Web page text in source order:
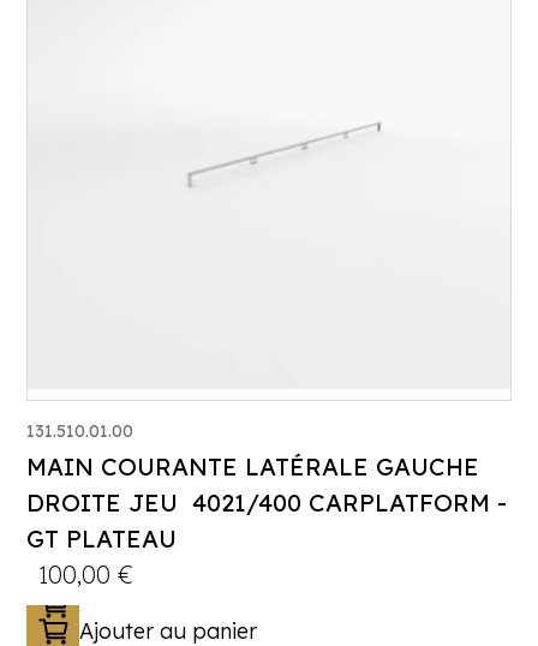
131.510.01.00
MAIN COURANTE LATÉRALE GAUCHE
DROITE JEU 4021/400 CARPLATFORM -
GT PLATEAU
100,00€
Ajouter au panier